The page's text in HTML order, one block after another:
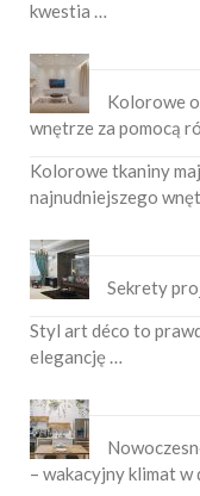
kwestia …
Kolorowe
wnętrze za pomocą
Kolorowe tkaniny
najnudniejszego
Sekrety
Styl art déco to
elegancję …
– wakacyjny klimat w